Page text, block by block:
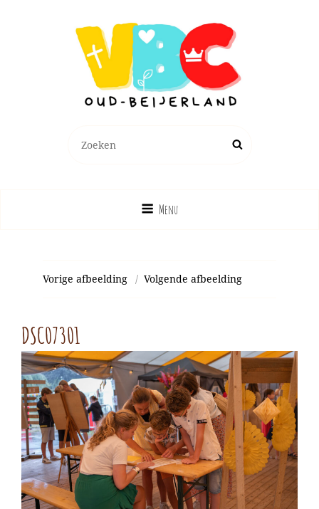
naar:
Zoek
Menu
Vorige afbeelding Volgende afbeelding
DSC07301